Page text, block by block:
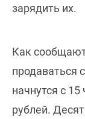
зарядить их.
Как
продаваться
начнутся с
рублей.